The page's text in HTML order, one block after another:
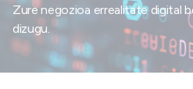
Zure negozioa errealitate digital
dizugu.